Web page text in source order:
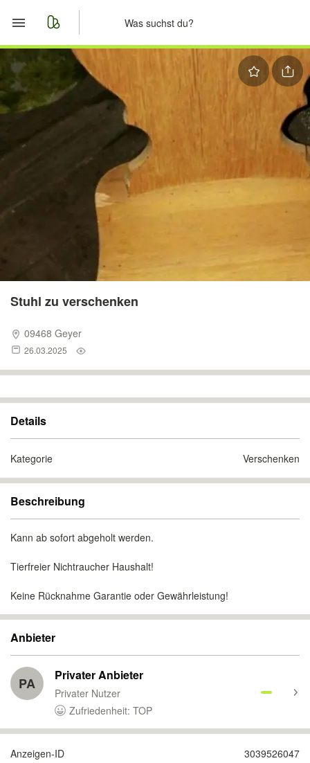
Start
Merkliste
Anzeige aufgeben
Stuhl zu verschenken
09468 Geyer
26.03.2025
Details
Kategorie Verschenken
Beschreibung
Kann ab sofort abgeholt werden.
Tierfreier Nichtraucher Haushalt!
Keine Rücknahme Garantie oder Gewährleistung!
Anbieter
PA Privater Anbieter
Privater Nutzer
Zufriedenheit: TOP
Anzeigen-ID 3039526047